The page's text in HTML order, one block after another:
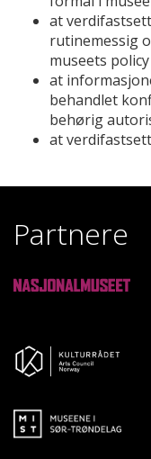
at
rutinemessig
museets policy
at
behandlet
behørig
at
Partnere